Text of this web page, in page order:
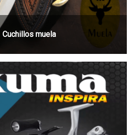
Cuchillos muela